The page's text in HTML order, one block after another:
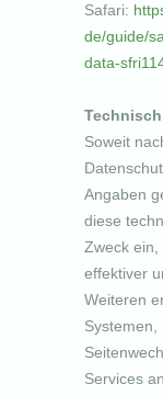
Safari:
de/guide/
data-
Soweit
Angaben
diese
Zweck ein,
effektiver
Weiteren
Systemen,
Services